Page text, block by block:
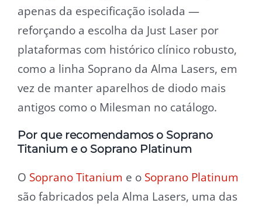
apenas da especificação isolada —
reforçando a escolha da Just Laser por
plataformas com histórico clínico robusto,
como a linha Soprano da Alma Lasers, em
vez de manter aparelhos de diodo mais
antigos como o Milesman no catálogo.
Por que recomendamos o Soprano
Titanium e o Soprano Platinum
O Soprano Titanium e o Soprano Platinum
são fabricados pela Alma Lasers, uma das